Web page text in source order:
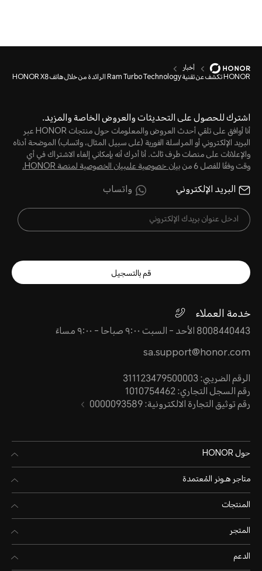
أخبار
HONOR تكشف عن تقنية Ram Turbo Technology الرائدة من خلال هاتف HONOR X8
اشترك للحصول على التحديثات والعروض الخاصة والمزيد.
أنا أوافق على تلقي أحدث العروض والمعلومات حول منتجات HONOR عبر
البريد الإلكتروني أو المراسلة الفورية (على سبيل المثال، واتساب) الموضحة أدناه
والإعلانات على منصات طرف ثالث. أنا أدرك أنه بإمكاني إلغاء الاشتراك في أي
وقت وفقًا للفصل 6 من
بيان خصوصية علىبيان الخصوصية لمنصة HONOR‬.
البريد الإلكتروني واتساب
قم بالتسجيل
خدمة العملاء
8008440443 الأحد - السبت ٩:٠٠ صباحا - ٩:٠٠ مساءً
sa.support@honor.com
الرقم الضريبي: 311123479500003
رقم السجل التجاري: 1010754462
رقم توثيق التجارة الالكترونية: 0000093589
حول HONOR
متاجر هـونر المُعتمدة
المنتجات
المتجر
الدعم